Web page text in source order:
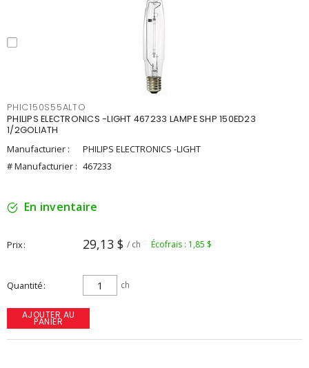
PHIC150S55ALTO
PHILIPS ELECTRONICS -LIGHT 467233 LAMPE SHP 150ED23
1/2GOLIATH
Manufacturier :
PHILIPS ELECTRONICS -LIGHT
# Manufacturier : 467233
En inventaire
Prix 29,13 $ / ch Écofrais : 1,85 $
Quantité ch
AJOUTER AU
PANIER